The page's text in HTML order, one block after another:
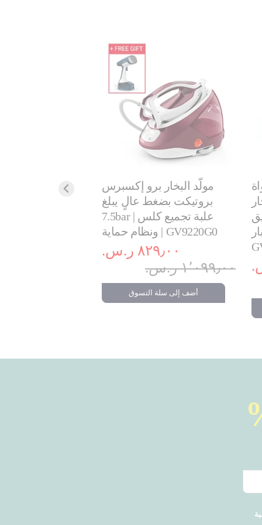
مولّد البخار برو إكسبرس
بروتيكت بضغط عالٍ يبلغ
7.5bar | علبة تجميع كلس
ونظام حماية | GV9220G0
٨٢٩٫٠٠ ر.س.‏
١٬٠٩٩٫٠٠ ر.س.‏
أضف إلى سلة التسوق
7.5 بار،